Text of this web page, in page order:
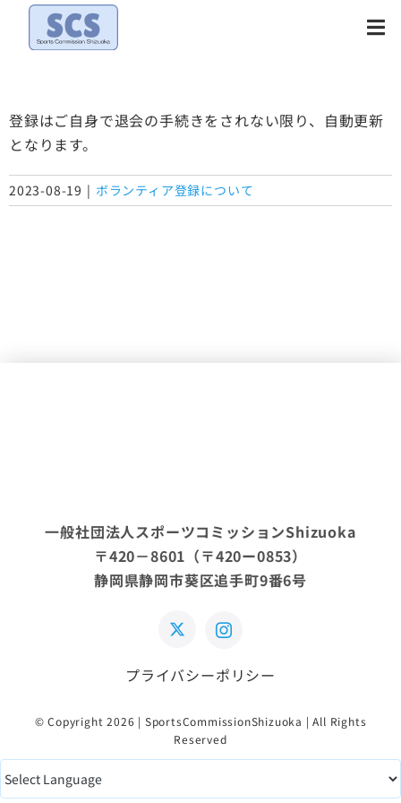
Skip
登録はご自身で退会の手続きをされない限り、自動更新
となります。
2023-08-19 | ボランティア登録について
一般社団法人スポーツコミッションShizuoka
〒420－8601（〒420ー0853）
静岡県静岡市葵区追手町9番6号
プライバシーポリシー
© Copyright 2026 | SportsCommissionShizuoka | All Rights
Reserved